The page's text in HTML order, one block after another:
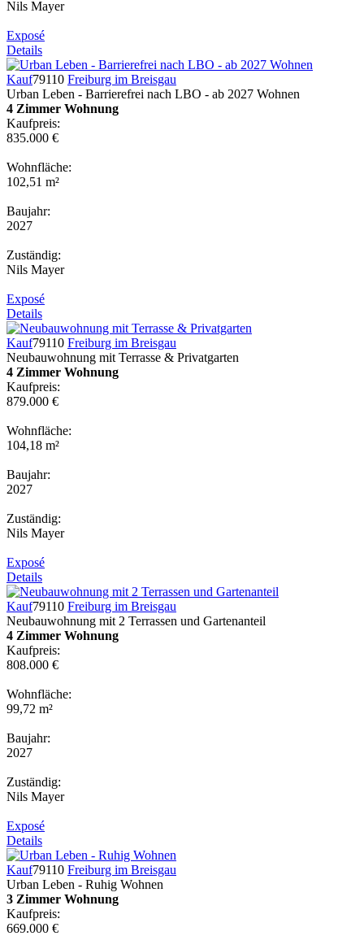
Nils Mayer
Exposé
Details
Kauf79110 Freiburg im Breisgau
Urban Leben - Barrierefrei nach LBO - ab 2027 Wohnen
4 Zimmer Wohnung
Kaufpreis:
835.000 €
Wohnfläche:
102,51 m²
Baujahr:
2027
Zuständig:
Nils Mayer
Exposé
Details
Kauf79110 Freiburg im Breisgau
Neubauwohnung mit Terrasse & Privatgarten
4 Zimmer Wohnung
Kaufpreis:
879.000 €
Wohnfläche:
104,18 m²
Baujahr:
2027
Zuständig:
Nils Mayer
Exposé
Details
Kauf79110 Freiburg im Breisgau
Neubauwohnung mit 2 Terrassen und Gartenanteil
4 Zimmer Wohnung
Kaufpreis:
808.000 €
Wohnfläche:
99,72 m²
Baujahr:
2027
Zuständig:
Nils Mayer
Exposé
Details
Kauf79110 Freiburg im Breisgau
Urban Leben - Ruhig Wohnen
3 Zimmer Wohnung
Kaufpreis:
669.000 €